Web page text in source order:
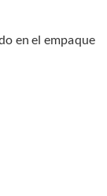
en el empaque